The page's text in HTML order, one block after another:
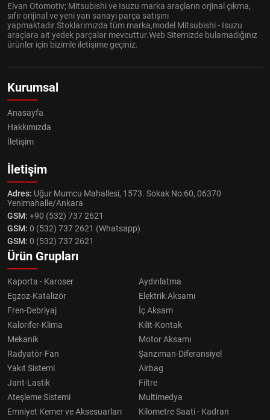
Elvan Otomotiv; Mitsubishi ve Isuzu marka araçların orjinal çıkma,
sıfır orijinal ve yeni yan sanayi parça satışını
yapmaktadır.Stoklarımızda tüm marka,model Mitsubishi - Isuzu
araçlara ait yedek parçalar mevcuttur.Web Sitemizde bulamadığınız
ürünler için bizimle iletişime geçiniz.
Kurumsal
Anasayfa
Hakkımızda
İletişim
İletişim
Adres: Uğur Mumcu Mahallesi, 1573. Sokak No:60, 06370
Yenimahalle/Ankara
GSM: +90 (532) 737 2621
GSM: 0 (532) 737 2621 (Whatsapp)
GSM: 0 (532) 737 2621
Ürün Grupları
Kaporta - Karoser
Aydınlatma
Egzoz-Katalizör
Elektrik Aksamı
Fren-Debriyaj
İç Aksam
Kalorifer-Klima
Kilit-Kontak
Mekanik
Motor Aksamı
Radyatör-Fan
Şanzıman-Diferansiyel
Yakıt Sistemi
Airbag
Jant-Lastik
Filtre
Ateşleme Sistemi
Multimedya
Emniyet Kemer ve Aksesuarları
Kilometre Saati - Kadran